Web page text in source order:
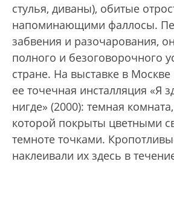
стулья, диваны), обитые
напоминающими фаллосы.
забвения и разочарования,
полного и безоговорочного
стране. На выставке в Москве
ее точечная инсталляция «Я
нигде» (2000): темная
которой покрыты цветными
темноте точками.
наклеивали их здесь в